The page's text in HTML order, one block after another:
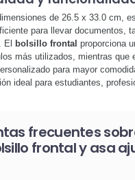
de 26.5 x 33.0 cm,
para llevar documentos,
El bolsillo frontal proporciona
más utilizados, mientras que
para mayor
ideal para estudiantes,
frecuentes
frontal y asa